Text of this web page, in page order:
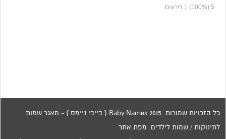
5
(100%)
1 דירוגים
כל הזכויות שמורות 2015 Baby Names ( בייבי ניימס ) - מאגר שמות
לתינוקות / שמות לילדים. מפת אתר